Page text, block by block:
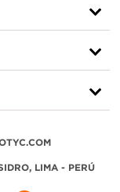
LIMA - PERÚ